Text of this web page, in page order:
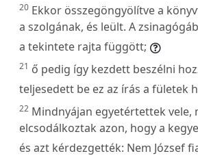
20 Ekkor összegöngyölítve a
a szolgának, és leült. A
a tekintete rajta függött;
21 ő pedig így kezdett beszélni
teljesedett be ez az írás a fületek
22 Mindnyájan egyetértettek vele,
elcsodálkoztak azon, hogy a
és azt kérdezgették: Nem József